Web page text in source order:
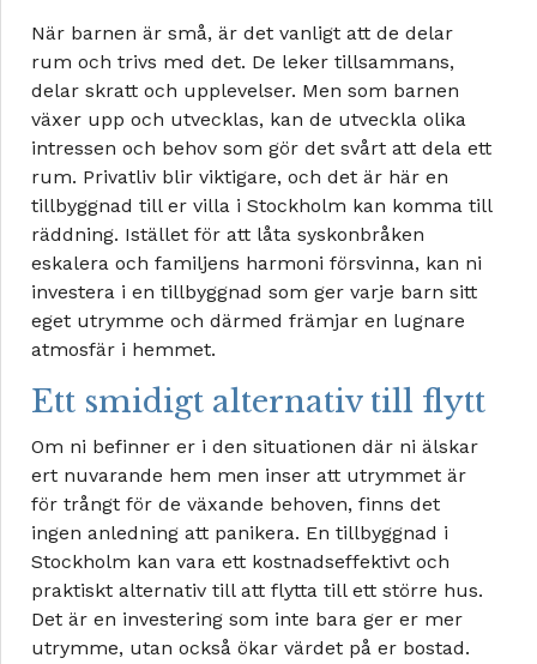
När barnen är små, är det vanligt att de delar
rum och trivs med det. De leker tillsammans,
delar skratt och upplevelser. Men som barnen
växer upp och utvecklas, kan de utveckla olika
intressen och behov som gör det svårt att dela ett
rum. Privatliv blir viktigare, och det är här en
tillbyggnad till er villa i Stockholm kan komma till
räddning. Istället för att låta syskonbråken
eskalera och familjens harmoni försvinna, kan ni
investera i en tillbyggnad som ger varje barn sitt
eget utrymme och därmed främjar en lugnare
atmosfär i hemmet.
Ett smidigt alternativ till flytt
Om ni befinner er i den situationen där ni älskar
ert nuvarande hem men inser att utrymmet är
för trångt för de växande behoven, finns det
ingen anledning att panikera. En tillbyggnad i
Stockholm kan vara ett kostnadseffektivt och
praktiskt alternativ till att flytta till ett större hus.
Det är en investering som inte bara ger er mer
utrymme, utan också ökar värdet på er bostad.